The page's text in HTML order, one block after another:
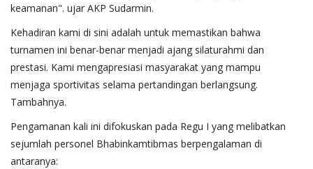
keamanan". ujar AKP Sudarmin.
Kehadiran kami di sini adalah untuk memastikan bahwa
turnamen ini benar-benar menjadi ajang silaturahmi dan
prestasi. Kami mengapresiasi masyarakat yang mampu
menjaga sportivitas selama pertandingan berlangsung.
Tambahnya.
​Pengamanan kali ini difokuskan pada Regu I yang melibatkan
sejumlah personel Bhabinkamtibmas berpengalaman di
antaranya: